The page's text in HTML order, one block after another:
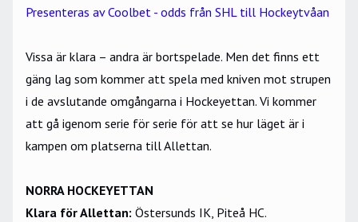
Presenteras av Coolbet - odds från SHL till Hockeytvåan
Vissa är klara – andra är bortspelade. Men det finns ett
gäng lag som kommer att spela med kniven mot strupen
i de avslutande omgångarna i Hockeyettan. Vi kommer
att gå igenom serie för serie för att se hur läget är i
kampen om platserna till Allettan.
NORRA HOCKEYETTAN
Klara för Allettan: Östersunds IK, Piteå HC.